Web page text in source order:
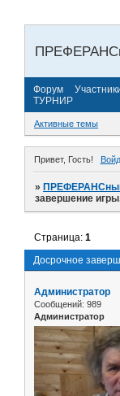
Форум
ТУРНИР
Активные темы
Привет, Гость!
»
завершение
Досрочное
Страница:1
Администратор
Сообщений: 989
Администратор